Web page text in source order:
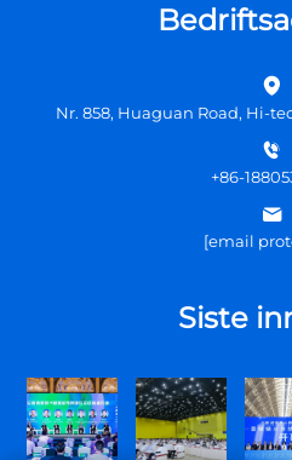
Nr. 858, Huaguan Road, Hi-
+86-
[email
Siste